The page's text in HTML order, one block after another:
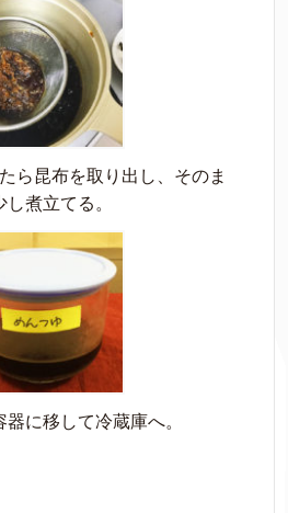
ら昆布を取り出し、そのま
し煮立てる。
に移して冷蔵庫へ。